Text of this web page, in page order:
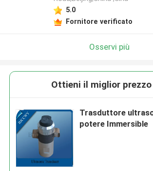
5.0
Fornitore verificato
Osservi più
Ottieni il miglior prezzo
Trasduttore
potere Immersible